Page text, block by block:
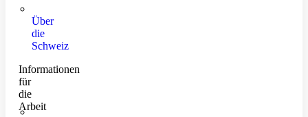
Über
die
Schweiz
Informationen
für
die
Arbeit